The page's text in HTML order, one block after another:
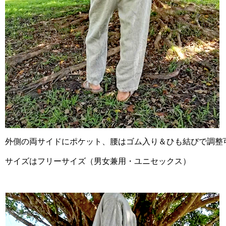
外側の両サイドにポケット、腰はゴム入り＆ひも結びで調
サイズはフリーサイズ（男女兼用・ユニセックス）